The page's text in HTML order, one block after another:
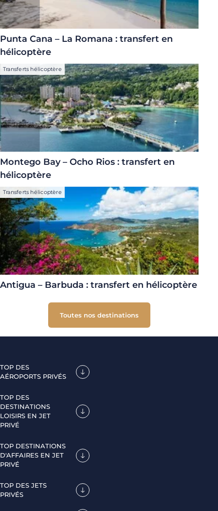
Punta Cana – La Romana : transfert en
hélicoptère
Transferts hélicoptère
Montego Bay – Ocho Rios : transfert en
hélicoptère
Transferts hélicoptère
Antigua – Barbuda : transfert en hélicoptère
Toutes nos destinations
TOP DES
AÉROPORTS PRIVÉS
TOP DES
DESTINATIONS
LOISIRS EN JET
PRIVÉ
TOP DESTINATIONS
D'AFFAIRES EN JET
PRIVÉ
TOP DES JETS
PRIVÉS